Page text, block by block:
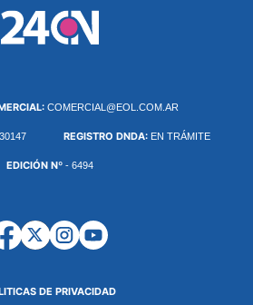
COMERCIAL@EOL.COM.AR
REGISTRO DNDA: EN TRÁMITE
EDICIÓN Nº - 6494
DE PRIVACIDAD